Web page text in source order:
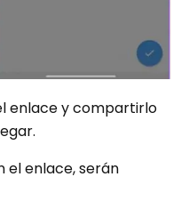
enlace y compartirlo
el enlace, serán